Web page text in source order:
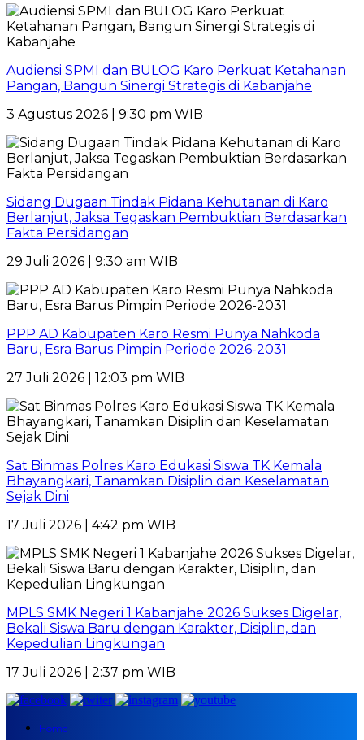
Audiensi SPMI dan BULOG Karo Perkuat Ketahanan
Pangan, Bangun Sinergi Strategis di Kabanjahe
3 Agustus 2026 | 9:30 pm WIB
Sidang Dugaan Tindak Pidana Kehutanan di Karo
Berlanjut, Jaksa Tegaskan Pembuktian Berdasarkan
Fakta Persidangan
29 Juli 2026 | 9:30 am WIB
PPP AD Kabupaten Karo Resmi Punya Nahkoda
Baru, Esra Barus Pimpin Periode 2026-2031
27 Juli 2026 | 12:03 pm WIB
Sat Binmas Polres Karo Edukasi Siswa TK Kemala
Bhayangkari, Tanamkan Disiplin dan Keselamatan
Sejak Dini
17 Juli 2026 | 4:42 pm WIB
MPLS SMK Negeri 1 Kabanjahe 2026 Sukses Digelar,
Bekali Siswa Baru dengan Karakter, Disiplin, dan
Kepedulian Lingkungan
17 Juli 2026 | 2:37 pm WIB
Home